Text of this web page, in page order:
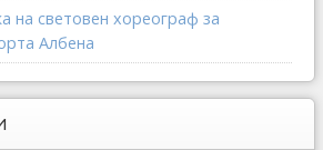
на световен хореограф за
Албена